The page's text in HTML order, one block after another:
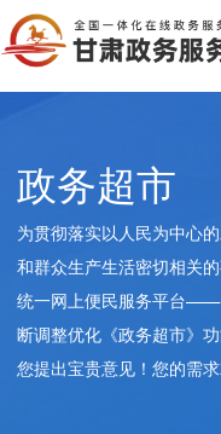
政务超市
为贯彻落实以人民为中心
和群众生产生活密切相关
统一网上便民服务平台——
断调整优化《政务超市》
您提出宝贵意见！您的需